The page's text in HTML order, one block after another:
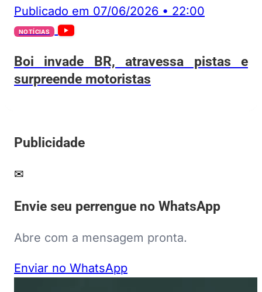
Publicado em 07/06/2026 • 22:00
NOTÍCIAS
Boi invade BR, atravessa pistas e
surpreende motoristas
Publicidade
✉
Envie seu perrengue no WhatsApp
Abre com a mensagem pronta.
Enviar no WhatsApp